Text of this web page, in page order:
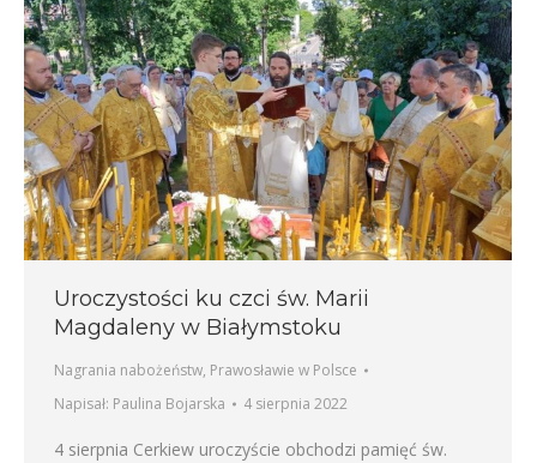
Uroczystości ku czci św. Marii
Magdaleny w Białymstoku
Nagrania nabożeństw, Prawosławie w Polsce
Napisał: Paulina Bojarska 4 sierpnia 2022
4 sierpnia Cerkiew uroczyście obchodzi pamięć św.